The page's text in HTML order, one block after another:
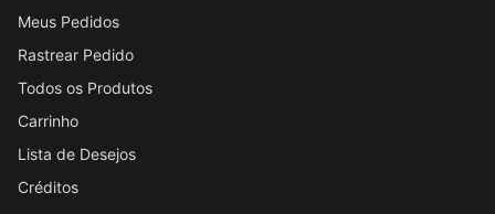
Meus Pedidos
Rastrear Pedido
Todos os Produtos
Carrinho
Lista de Desejos
Créditos